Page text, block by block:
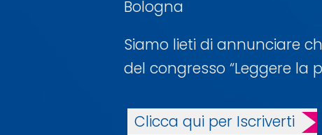
Bologna
Siamo lieti di annunciare
del congresso “Leggere la
Clicca qui per Iscriverti